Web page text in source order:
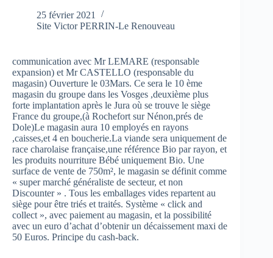
25 février 2021
Site Victor PERRIN-Le Renouveau
communication avec Mr LEMARE (responsable
expansion) et Mr CASTELLO (responsable du
magasin) Ouverture le 03Mars. Ce sera le 10 ème
magasin du groupe dans les Vosges ,deuxième plus
forte implantation après le Jura où se trouve le siège
France du groupe,(à Rochefort sur Nénon,prés de
Dole)Le magasin aura 10 employés en rayons
,caisses,et 4 en boucherie.La viande sera uniquement de
race charolaise française,une référence Bio par rayon, et
les produits nourriture Bébé uniquement Bio. Une
surface de vente de 750m², le magasin se définit comme
« super marché généraliste de secteur, et non
Discounter » . Tous les emballages vides repartent au
siège pour être triés et traités. Système « click and
collect », avec paiement au magasin, et la possibilité
avec un euro d’achat d’obtenir un décaissement maxi de
50 Euros. Principe du cash-back.